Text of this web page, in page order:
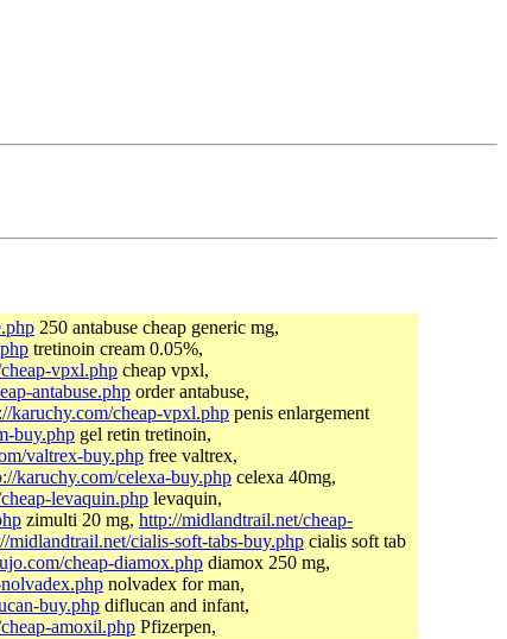
250 antabuse cheap generic mg,
tretinoin cream 0.05%,
vpxl.php cheap vpxl,
antabuse.php order antabuse,
karuchy.com/cheap-vpxl.php penis enlargement
buy.php gel retin tretinoin,
valtrex-buy.php free valtrex,
karuchy.com/celexa-buy.php celexa 40mg,
levaquin.php levaquin,
zimulti 20 mg, http://midlandtrail.net/cheap-
midlandtrail.net/cialis-soft-tabs-buy.php cialis soft tab
cheap-diamox.php diamox 250 mg,
nolvadex for man,
buy.php diflucan and infant,
amoxil.php Pfizerpen,